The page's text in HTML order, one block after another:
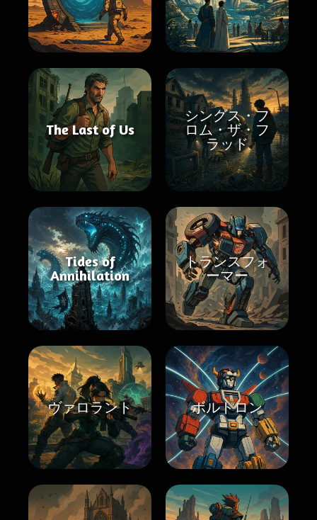
The Last of Us
シングス・フ
ロム・ザ・フ
ラッド
Tides of
Annihilation
トランスフォ
ーマー
ヴァロラント ボルトロン